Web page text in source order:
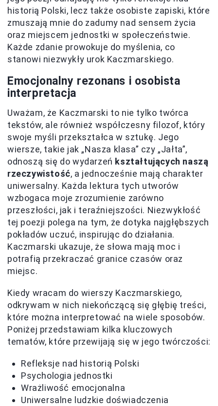
historią Polski, lecz także osobiste zapiski, które
zmuszają mnie do zadumy nad sensem życia
oraz miejscem jednostki w społeczeństwie.
Każde zdanie prowokuje do myślenia, co
stanowi niezwykły urok Kaczmarskiego.
Emocjonalny rezonans i osobista
interpretacja
Uważam, że Kaczmarski to nie tylko twórca
tekstów, ale również współczesny filozof, który
swoje myśli przekształca w sztukę. Jego
wiersze, takie jak „Nasza klasa” czy „Jałta”,
odnoszą się do wydarzeń kształtujących naszą
rzeczywistość, a jednocześnie mają charakter
uniwersalny. Każda lektura tych utworów
wzbogaca moje zrozumienie zarówno
przeszłości, jak i teraźniejszości. Niezwykłość
tej poezji polega na tym, że dotyka najgłębszych
pokładów uczuć, inspirując do działania.
Kaczmarski ukazuje, że słowa mają moc i
potrafią przekraczać granice czasów oraz
miejsc.
Kiedy wracam do wierszy Kaczmarskiego,
odkrywam w nich niekończącą się głębię treści,
które można interpretować na wiele sposobów.
Poniżej przedstawiam kilka kluczowych
tematów, które przewijają się w jego twórczości:
Refleksje nad historią Polski
Psychologia jednostki
Wrażliwość emocjonalna
Uniwersalne ludzkie doświadczenia